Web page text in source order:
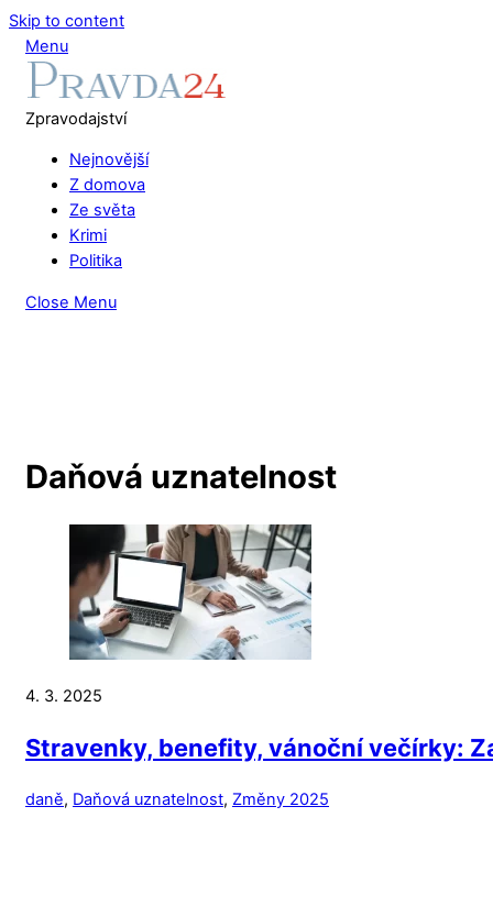
Skip to content
Menu
Zpravodajství
Nejnovější
Z domova
Ze světa
Krimi
Politika
Close Menu
Daňová uznatelnost
4. 3. 2025
Stravenky, benefity, vánoční večírky:
daně, Daňová uznatelnost, Změny 2025